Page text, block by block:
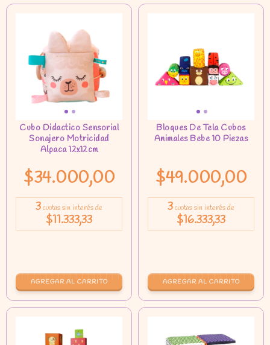
$34.000,00
3cuotas sin interés de
$11.333,33
$49.000,00
3cuotas sin interés de
$16.333,33